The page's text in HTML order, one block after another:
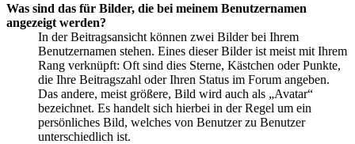
Was sind das für Bilder, die bei meinem Benutzernamen
angezeigt werden?
In der Beitragsansicht können zwei Bilder bei Ihrem
Benutzernamen stehen. Eines dieser Bilder ist meist mit Ihrem
Rang verknüpft: Oft sind dies Sterne, Kästchen oder Punkte,
die Ihre Beitragszahl oder Ihren Status im Forum angeben.
Das andere, meist größere, Bild wird auch als „Avatar“
bezeichnet. Es handelt sich hierbei in der Regel um ein
persönliches Bild, welches von Benutzer zu Benutzer
unterschiedlich ist.